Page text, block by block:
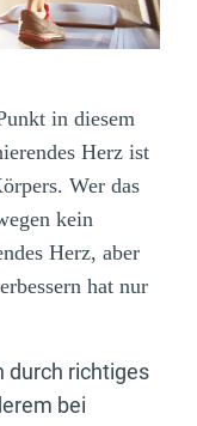
in diesem
Herz ist
Wer das
kein
Herz, aber
hat nur
durch richtiges
bei